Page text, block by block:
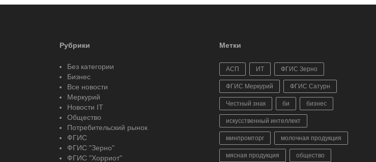
Рубрики
Без категории
Бизнес
Все новости
Меркурий
Новости IT
Общество
Потребительский рынок
ФГИС
ФГИС "Зерно"
ФГИС "Хорриот"
Метки
АСП ИТ ФГИС Зерно
ФГИС Меркурий ФГИС Сатурн
Честный знак би бизнес
искусственный интеллект
минпромторг молочная продукция
мясная продукция общество